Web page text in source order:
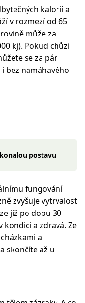
kalorií a
v rozmezí od 65
může za
kj). Pokud chůzi
se za pár
bez namáhavého
postavu
fungování
zvyšuje vytrvalost
již po dobu 30
kondici a zdravá. Ze
a
skončíte až u